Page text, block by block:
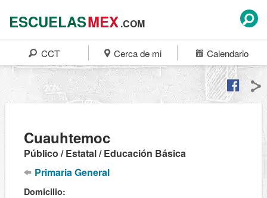
ESCUELASMEX.COM
CCT Cerca de mi Calendario
Cuauhtemoc
Público / Estatal / Educación Básica
Primaria General
Domicilio: